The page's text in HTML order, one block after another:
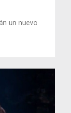
un nuevo